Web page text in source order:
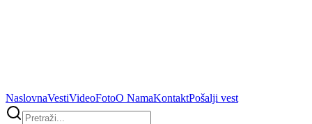
NaslovnaVestiVideoFotoO NamaKontaktPošalji vest